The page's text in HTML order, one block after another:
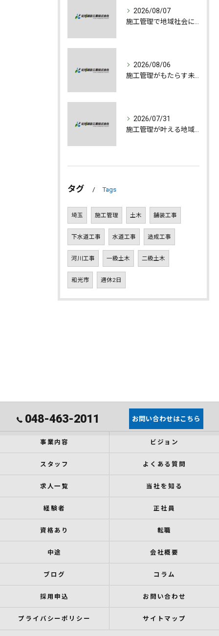
2026/08/07
2026/08/06
2026/07/31
タグ Tags
埼玉 施工管理 土木 舗装工事
下水道工事 水道工事 造成工事
河川工事 一級土木 二級土木
和光市 週休2日
048-463-2011 お問い合わせはこちら
事業内容 ビジョン
スタッフ よくある質問
求人一覧 当社を知る
経験者 正社員
資格あり 転職
中途 会社概要
ブログ コラム
採用申込 お問い合わせ
プライバシーポリシー サイトマップ